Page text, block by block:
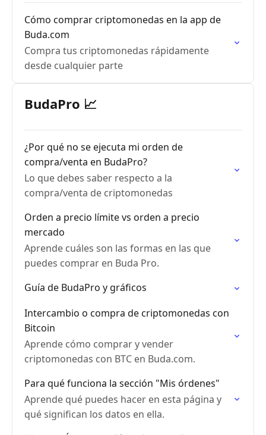
Cómo comprar criptomonedas en la app de
Buda.com
Compra tus criptomonedas rápidamente
desde cualquier parte
BudaPro 📈
¿Por qué no se ejecuta mi orden de
compra/venta en BudaPro?
Lo que debes saber respecto a la
compra/venta de criptomonedas
Orden a precio límite vs orden a precio
mercado
Aprende cuáles son las formas en las que
puedes comprar en Buda Pro.
Guía de BudaPro y gráficos
Intercambio o compra de criptomonedas con
Bitcoin
Aprende cómo comprar y vender
criptomonedas con BTC en Buda.com.
Para qué funciona la sección "Mis órdenes"
Aprende qué puedes hacer en esta página y
qué significan los datos en ella.